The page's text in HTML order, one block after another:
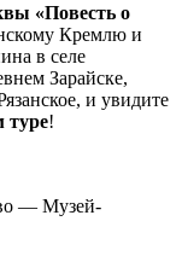
«Повесть о
Кремлю и
в селе
Зарайске,
и увидите
туре!
— Музей-